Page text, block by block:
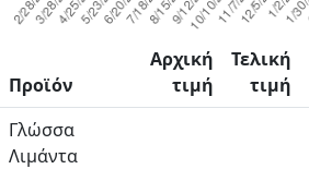
Προϊόν
Αρχική
τιμή
Τελική
τιμή
Γλώσσα
Λιμάντα